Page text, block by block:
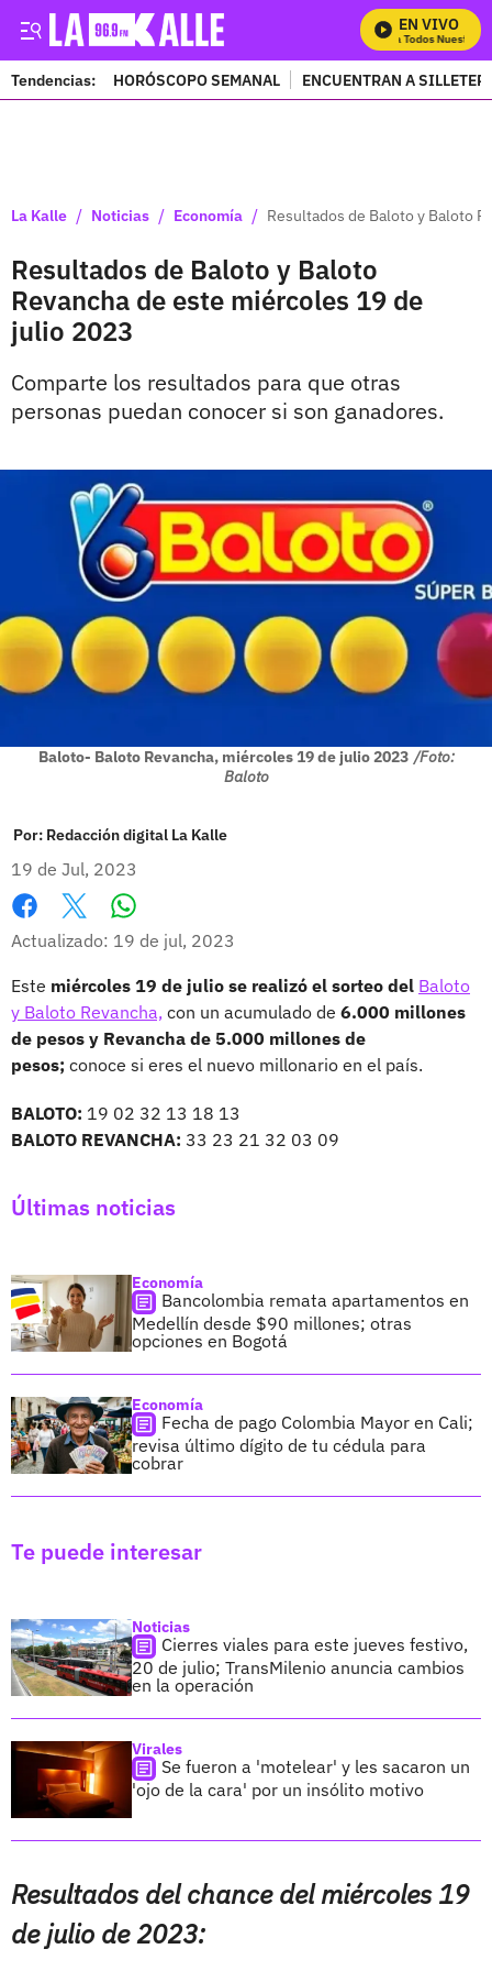
EN VIVO
Mira Todos Nuestros
Tendencias: HORÓSCOPO SEMANAL ENCUENTRAN A
La Kalle / Noticias / Economía / Resultados de Baloto y Baloto
Resultados de Baloto y Baloto
Revancha de este miércoles 19 de
julio 2023
Comparte los resultados para que otras
personas puedan conocer si son ganadores.
Baloto- Baloto Revancha, miércoles 19 de julio 2023 /Foto:
Baloto
Por: Redacción digital La Kalle
19 de Jul, 2023
Facebook
X
Actualizado: 19 de jul, 2023
Este miércoles 19 de julio se realizó el sorteo del Baloto
y Baloto Revancha, con un acumulado de 6.000 millones
de pesos y Revancha de 5.000 millones de
pesos; conoce si eres el nuevo millonario en el país.
BALOTO: 19 02 32 13 18 13
BALOTO REVANCHA: 33 23 21 32 03 09
Últimas noticias
Economía
Bancolombia remata apartamentos en
Medellín desde $90 millones; otras
opciones en Bogotá
Economía
Fecha de pago Colombia Mayor en Cali;
revisa último dígito de tu cédula para
cobrar
Te puede interesar
Noticias
Cierres viales para este jueves festivo,
20 de julio; TransMilenio anuncia cambios
en la operación
Virales
Se fueron a 'motelear' y les sacaron un
'ojo de la cara' por un insólito motivo
Resultados del chance del miércoles 19
de julio de 2023: